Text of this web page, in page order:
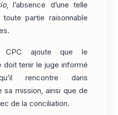
, l’absence d’une telle
partie raisonnable
CPC ajoute que le
doit tenir le juge informé
rencontre dans
sa mission, ainsi que de
de la conciliation.